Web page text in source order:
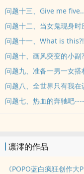
......然后不要问我为什么
做什么风一般的三残女
(既然你这么诚心诚意的
问题十三、Give me
问题十二、当女鬼现身时
问题十一、What is
问题十、画风突变的小副
问题九、准备一男一女
问题八、全世界只有我在
问题七、热血的奔驰吧
凛澪的作品